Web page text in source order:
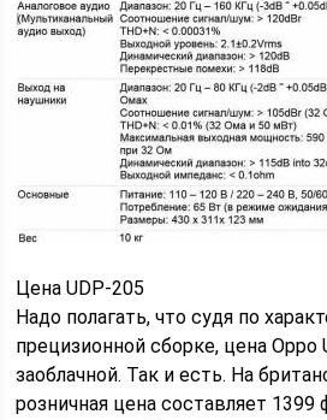
Цена UDP-205
Надо полагать, что судя по
прецизионной сборке, цена Oppo
заоблачной. Так и есть. На
розничная цена составляет 1399